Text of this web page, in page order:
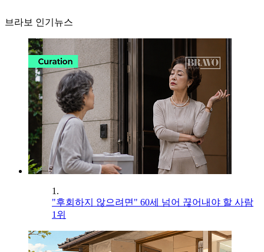
브라보 인기뉴스
1.
"후회하지 않으려면" 60세 넘어 끊어내야 할 사람
1위